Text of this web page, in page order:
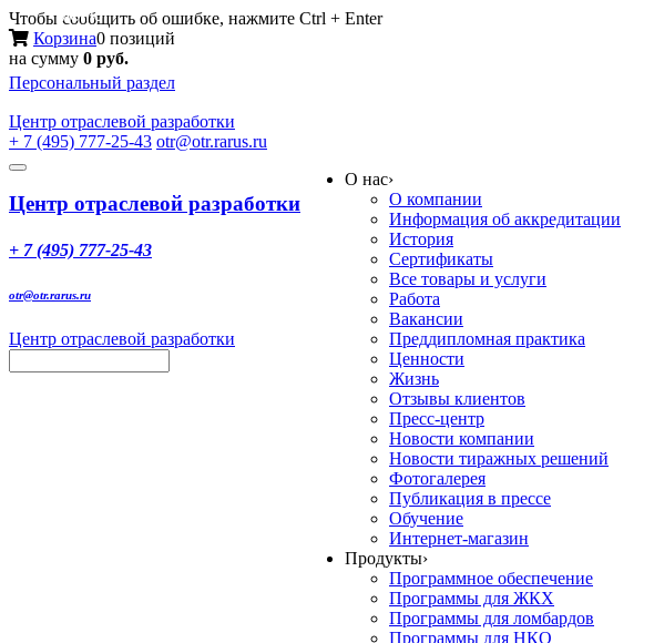
Чтобы сообщить об ошибке, нажмите Ctrl + Enter
Корзина0 позиций
на сумму 0 руб.
Персональный раздел
Центр отраслевой разработки
+ 7 (495) 777-25-43 otr@otr.rarus.ru
Toggle
Меню
Центр отраслевой разработки
+ 7 (495) 777-25-43
otr@otr.rarus.ru
Центр отраслевой разработки
О нас›
О компании
Информация об аккредитации
История
Сертификаты
Все товары и услуги
Работа
Вакансии
Преддипломная практика
Ценности
Жизнь
Отзывы клиентов
Пресс-центр
Новости компании
Новости тиражных решений
Фотогалерея
Публикация в прессе
Обучение
Интернет-магазин
Продукты›
Программное обеспечение
Программы для ЖКХ
Программы для ломбардов
Программы для НКО